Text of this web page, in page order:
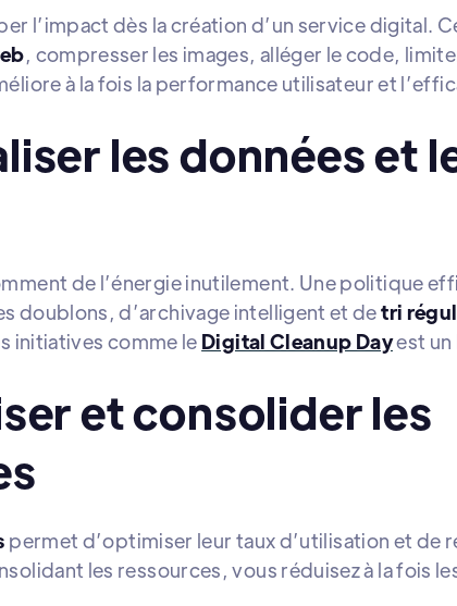
l’impact dès la création d’un service digital.
, compresser les images, alléger le code,
à la fois la performance utilisateur et
les données et
de l’énergie inutilement. Une politique
doublons, d’archivage intelligent et detri
initiatives comme le Digital Cleanup Dayest un
et consolider les
permet d’optimiser leur taux d’utilisation et de
les ressources, vous réduisez à la fois